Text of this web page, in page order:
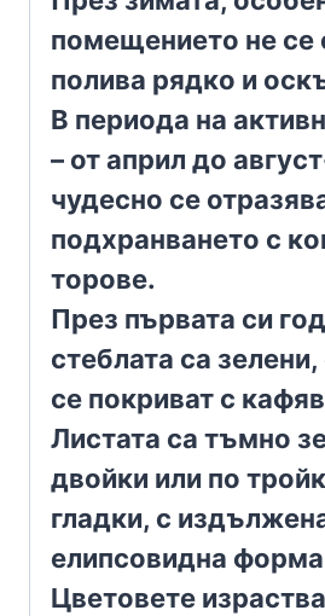
помещението не се
полива рядко и
В периода на
– от април до
чудесно се
подхранването с
торове.
През първата си
стеблата са
се покриват с
Листата са тъмно
двойки или по
гладки, с
елипсовидна
Цветовете